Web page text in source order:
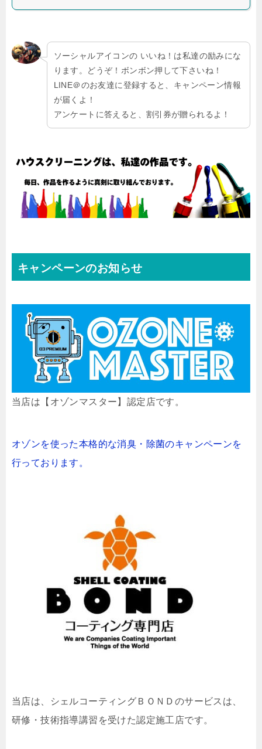
ソーシャルアイコンの いいね！は私達の励みにな
ります。どうぞ！ボンボン押して下さいね！
LINE＠のお友達に登録すると、キャンペーン情報
が届くよ！
アンケートに答えると、割引券が贈られるよ！
キャンペーンのお知らせ
当店は【オゾンマスター】認定店です。
オゾンを使った本格的な消臭・除菌のキャンペーンを
行っております。
当店は、
シェルコーティングＢＯＮＤのサービスは、
研修・技術指導講習を受けた認定施工店です。